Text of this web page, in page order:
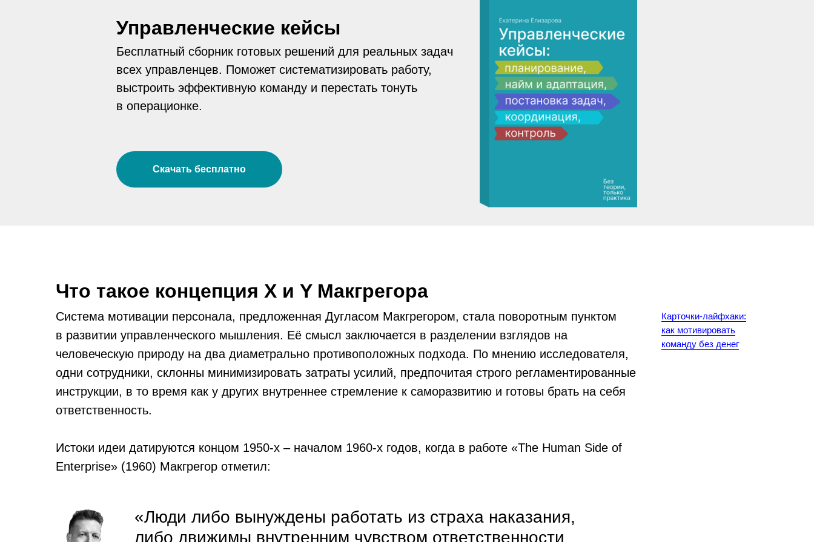
Управленческие кейсы
Бесплатный сборник готовых решений для реальных задач
всех управленцев. Поможет систематизировать работу,
выстроить эффективную команду и перестать тонуть
в операционке.
Скачать бесплатно
Что такое концепция Х и Y Макгрегора
Система мотивации персонала, предложенная Дугласом Макгрегором, стала поворотным пунктом
в развитии управленческого мышления. Её смысл заключается в разделении взглядов на
человеческую природу на два диаметрально противоположных подхода. По мнению исследователя,
одни сотрудники, склонны минимизировать затраты усилий, предпочитая строго регламентированные
инструкции, в то время как у других внутреннее стремление к саморазвитию и готовы брать на себя
ответственность.
Истоки идеи датируются концом 1950-х – началом 1960-х годов, когда в работе «The Human Side of
Enterprise» (1960) Макгрегор отметил:
Карточки-лайфхаки:
как мотивировать
команду без денег
«Люди либо вынуждены работать из страха наказания,
либо движимы внутренним чувством ответственности